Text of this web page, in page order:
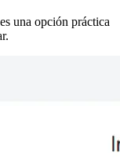
una opción práctica